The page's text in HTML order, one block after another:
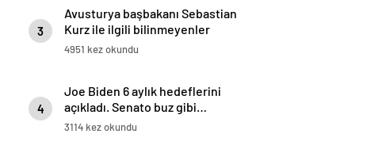
3
Avusturya başbakanı Sebastian
Kurz ile ilgili bilinmeyenler
4951 kez okundu
4
Joe Biden 6 aylık hedeflerini
açıkladı. Senato buz gibi…
3114 kez okundu